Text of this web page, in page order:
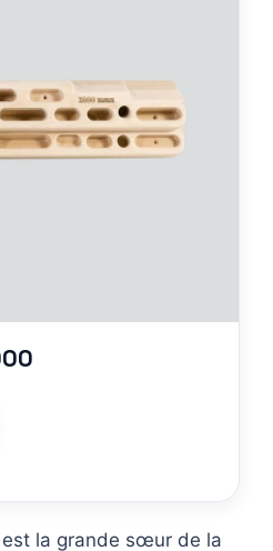
la grande sœur de la